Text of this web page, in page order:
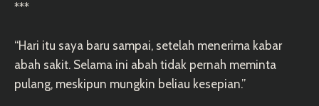
***
“Hari itu saya baru sampai, setelah menerima kabar
abah sakit. Selama ini abah tidak pernah meminta
pulang, meskipun mungkin beliau kesepian.”